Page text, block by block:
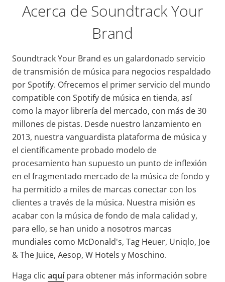
Acerca de Soundtrack Your
Brand
Soundtrack Your Brand es un galardonado servicio
de transmisión de música para negocios respaldado
por Spotify. Ofrecemos el primer servicio del mundo
compatible con Spotify de música en tienda, así
como la mayor librería del mercado, con más de 30
millones de pistas. Desde nuestro lanzamiento en
2013, nuestra vanguardista plataforma de música y
el científicamente probado modelo de
procesamiento han supuesto un punto de inflexión
en el fragmentado mercado de la música de fondo y
ha permitido a miles de marcas conectar con los
clientes a través de la música. Nuestra misión es
acabar con la música de fondo de mala calidad y,
para ello, se han unido a nosotros marcas
mundiales como McDonald's, Tag Heuer, Uniqlo, Joe
& The Juice, Aesop, W Hotels y Moschino.
Haga clic aquípara obtener más información sobre